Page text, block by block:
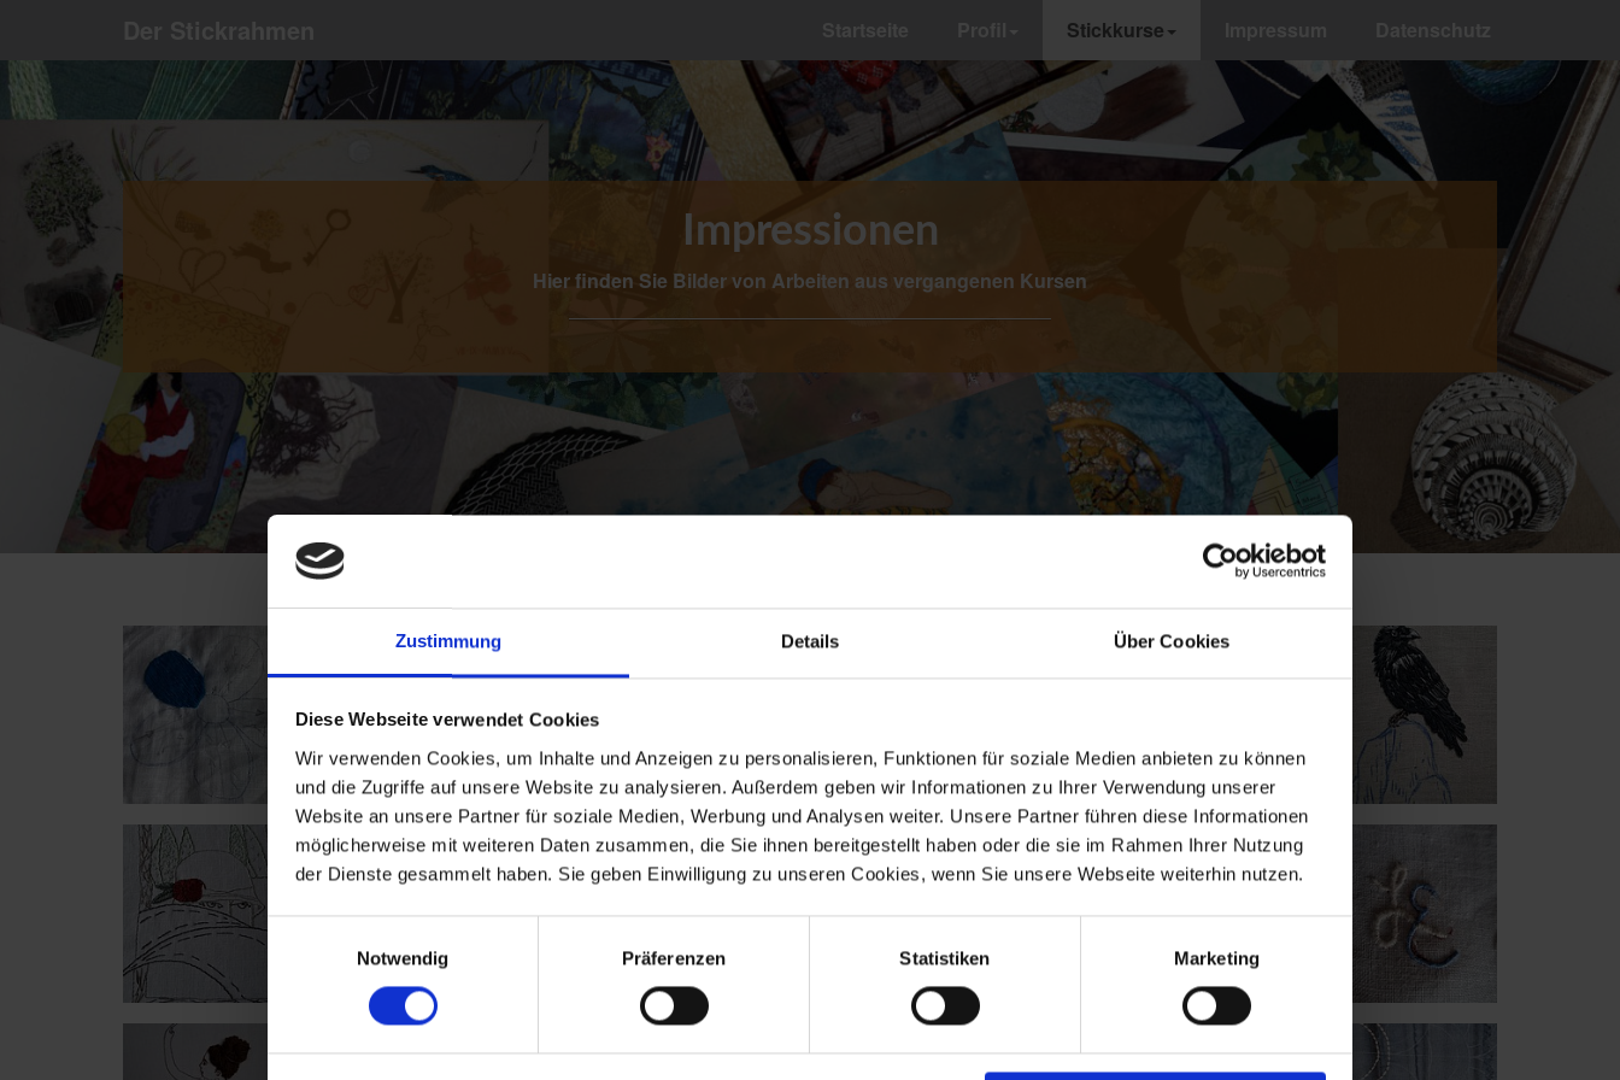
Zustimmung Details Über Cookies
Diese Webseite verwendet Cookies
Wir verwenden Cookies, um Inhalte und Anzeigen zu personalisieren, Funktionen für soziale Medien anbieten zu können
und die Zugriffe auf unsere Website zu analysieren. Außerdem geben wir Informationen zu Ihrer Verwendung unserer
Website an unsere Partner für soziale Medien, Werbung und Analysen weiter. Unsere Partner führen diese Informationen
möglicherweise mit weiteren Daten zusammen, die Sie ihnen bereitgestellt haben oder die sie im Rahmen Ihrer Nutzung
der Dienste gesammelt haben. Sie geben Einwilligung zu unseren Cookies, wenn Sie unsere Webseite weiterhin nutzen.
Einwilligungsauswahl
Notwendig
Präferenzen Statistiken Marketing
Stickkurse
Impressionen
Hier finden Sie Bilder von Arbeiten aus vergangenen Kursen